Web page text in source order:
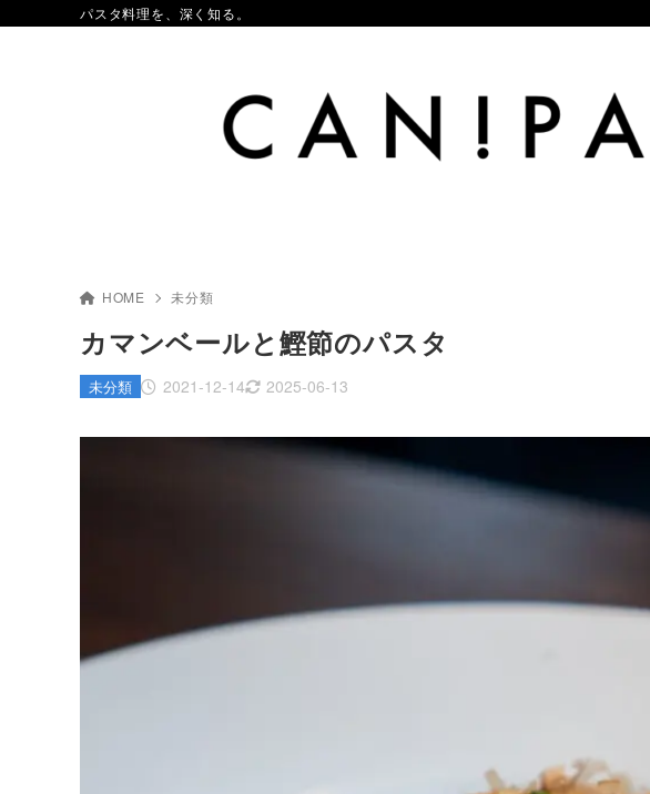
パスタ料理を、深く知る。
HOME 未分類
カマンベールと鰹節のパスタ
2021-12-14 2025-06-13
未分類